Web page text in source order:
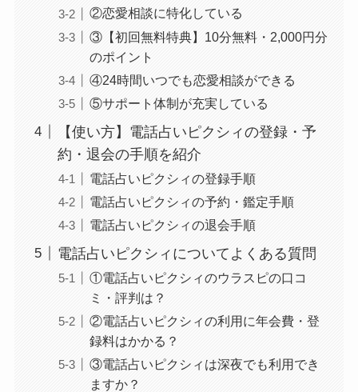
②恋愛相談に特化している
③【初回無料特典】10分無料・2,000円分
のポイント
④24時間いつでも恋愛相談ができる
⑤サポート体制が充実している
【使い方】電話占いピクシィの登録・予
約・退会の手順を紹介
電話占いピクシィの登録手順
電話占いピクシィの予約・鑑定手順
電話占いピクシィの退会手順
電話占いピクシィについてよくある質問
①電話占いピクシィのウラスピの口コ
ミ・評判は？
②電話占いピクシィの利用に年会費・登
録料はかかる？
③電話占いピクシィは深夜でも利用でき
ますか？